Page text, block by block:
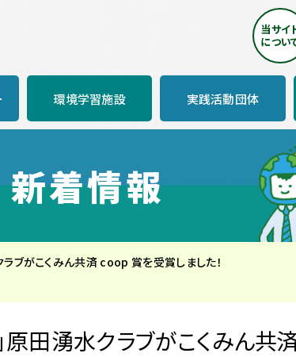
当サイ
につい
環境学習施設 実践活動団体
着情報
ブがこくみん共済 coop 賞を受賞しました！
田湧水クラブがこくみん共